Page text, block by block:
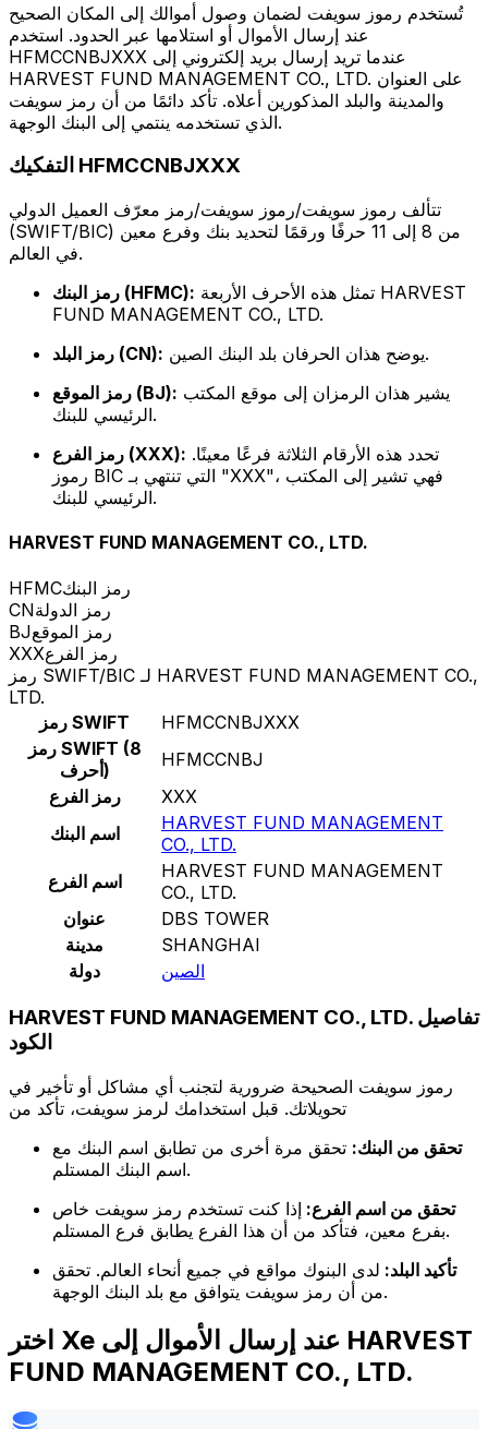
تُستخدم رموز سويفت لضمان وصول أموالك إلى المكان الصحيح
عند إرسال الأموال أو استلامها عبر الحدود. استخدم
HFMCCNBJXXX عندما تريد إرسال بريد إلكتروني إلى
HARVEST FUND MANAGEMENT CO., LTD. على العنوان
والمدينة والبلد المذكورين أعلاه. تأكد دائمًا من أن رمز سويفت
الذي تستخدمه ينتمي إلى البنك الوجهة.
التفكيك HFMCCNBJXXX
تتألف رموز سويفت/رموز سويفت/رمز معرّف العميل الدولي
(SWIFT/BIC) من 8 إلى 11 حرفًا ورقمًا لتحديد بنك وفرع معين
في العالم.
رمز البنك (HFMC):
FUND MANAGEMENT CO., LTD.
رمز البلد (CN):
يوضح هذان الحرفان بلد البنك الصين.
رمز الموقع (BJ):
الرئيسي للبنك.
رمز الفرع (XXX):
رموز BIC التي تنتهي بـ "XXX"، فهي تشير إلى المكتب
الرئيسي للبنك.
HARVEST FUND MANAGEMENT CO., LTD.
HFMCرمز البنك
CNرمز الدولة
BJرمز الموقع
XXXرمز الفرع
رمز SWIFT/BIC لـ HARVEST FUND MANAGEMENT CO.,
LTD.
رمز SWIFT
HFMCCNBJXXX
رمز SWIFT (8
أحرف)
HFMCCNBJ
رمز الفرع
XXX
اسم البنك
HARVEST FUND MANAGEMENT
CO., LTD.
اسم الفرع
HARVEST FUND MANAGEMENT
CO., LTD.
عنوان
DBS TOWER
مدينة
SHANGHAI
دولة
الصين
HARVEST FUND MANAGEMENT CO., LTD. تفاصيل
الكود
رموز سويفت الصحيحة ضرورية لتجنب أي مشاكل أو تأخير في
تحويلاتك. قبل استخدامك لرمز سويفت، تأكد من
تحقق من البنك: تحقق مرة أخرى من تطابق اسم البنك مع
اسم البنك المستلم.
تحقق من اسم الفرع: إذا كنت تستخدم رمز سويفت خاص
بفرع معين، فتأكد من أن هذا الفرع يطابق فرع المستلم.
تأكيد البلد: لدى البنوك مواقع في جميع أنحاء العالم. تحقق
من أن رمز سويفت يتوافق مع بلد البنك الوجهة.
اختر Xe عند إرسال الأموال إلى HARVEST
FUND MANAGEMENT CO., LTD.